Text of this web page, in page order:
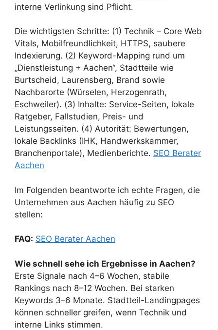
interne Verlinkung sind Pflicht.
Die wichtigsten Schritte: (1) Technik – Core Web
Vitals, Mobilfreundlichkeit, HTTPS, saubere
Indexierung. (2) Keyword-Mapping rund um
„Dienstleistung + Aachen“, Stadtteile wie
Burtscheid, Laurensberg, Brand sowie
Nachbarorte (Würselen, Herzogenrath,
Eschweiler). (3) Inhalte: Service-Seiten, lokale
Ratgeber, Fallstudien, Preis- und
Leistungsseiten. (4) Autorität: Bewertungen,
lokale Backlinks (IHK, Handwerkskammer,
Branchenportale), Medienberichte. SEO Berater
Aachen
Im Folgenden beantworte ich echte Fragen, die
Unternehmen aus Aachen häufig zu SEO
stellen:
FAQ: SEO Berater Aachen
Wie schnell sehe ich Ergebnisse in Aachen?
Erste Signale nach 4–6 Wochen, stabile
Rankings nach 8–12 Wochen. Bei starken
Keywords 3–6 Monate. Stadtteil-Landingpages
können schneller greifen, wenn Technik und
interne Links stimmen.